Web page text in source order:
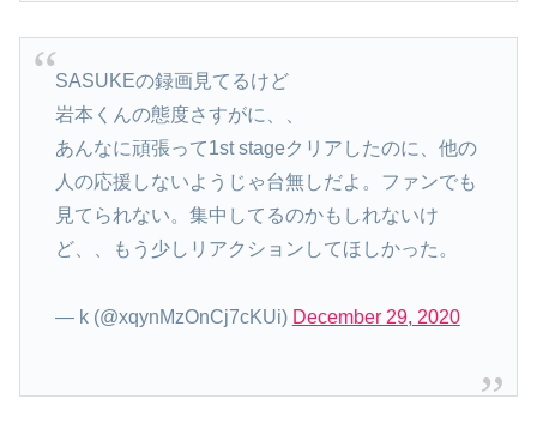
SASUKEの録画見てるけど
岩本くんの態度さすがに、、
あんなに頑張って1st stageクリアしたのに、他の
人の応援しないようじゃ台無しだよ。ファンでも
見てられない。集中してるのかもしれないけ
ど、、もう少しリアクションしてほしかった。
— k (@xqynMzOnCj7cKUi) December 29, 2020